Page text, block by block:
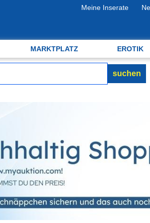
Meine Inserate
MARKTPLATZ EROTIK
suchen